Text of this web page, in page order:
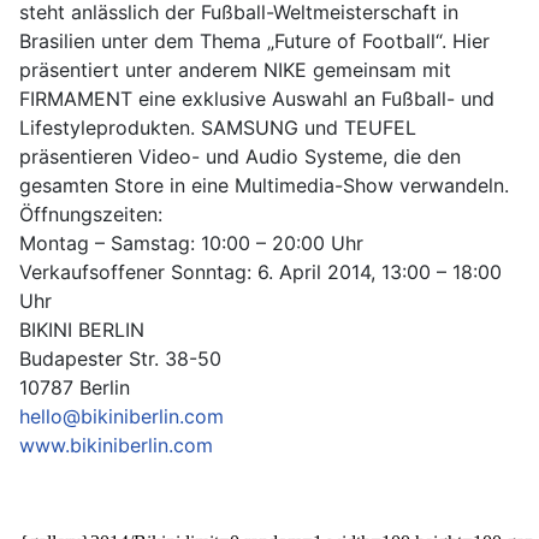
steht anlässlich der Fußball-Weltmeisterschaft in
Brasilien unter dem Thema „Future of Football“. Hier
präsentiert unter anderem NIKE gemeinsam mit
FIRMAMENT eine exklusive Auswahl an Fußball- und
Lifestyleprodukten. SAMSUNG und TEUFEL
präsentieren Video- und Audio Systeme, die den
gesamten Store in eine Multimedia-Show verwandeln.
Öffnungszeiten:
Montag – Samstag: 10:00 – 20:00 Uhr
Verkaufsoffener Sonntag: 6. April 2014, 13:00 – 18:00
Uhr
BIKINI BERLIN
Budapester Str. 38-50
10787 Berlin
hello@bikiniberlin.com
www.bikiniberlin.com